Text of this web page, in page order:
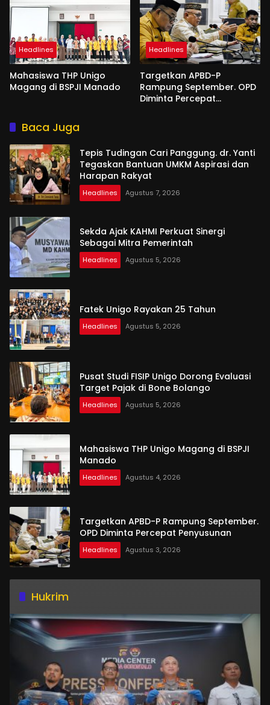
Headlines
Mahasiswa THP Unigo
Magang di BSPJI Manado
Headlines
Targetkan APBD-P
Rampung September. OPD
Diminta Percepat
Baca Juga
Tepis Tudingan Cari Panggung. dr. Yanti
Tegaskan Bantuan UMKM Aspirasi dan
Harapan Rakyat
Headlines Agustus 7, 2026
Sekda Ajak KAHMI Perkuat Sinergi
Sebagai Mitra Pemerintah
Headlines Agustus 5, 2026
Fatek Unigo Rayakan 25 Tahun
Headlines Agustus 5, 2026
Pusat Studi FISIP Unigo Dorong Evaluasi
Target Pajak di Bone Bolango
Headlines Agustus 5, 2026
Mahasiswa THP Unigo Magang di BSPJI
Manado
Headlines Agustus 4, 2026
Targetkan APBD-P Rampung September.
OPD Diminta Percepat Penyusunan
Headlines Agustus 3, 2026
Hukrim